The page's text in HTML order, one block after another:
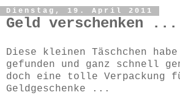
Dienstag, 19. April 2011
Geld verschenken ...
Diese kleinen Täschchen
gefunden und ganz schnell
doch eine tolle Verpackung
Geldgeschenke ...